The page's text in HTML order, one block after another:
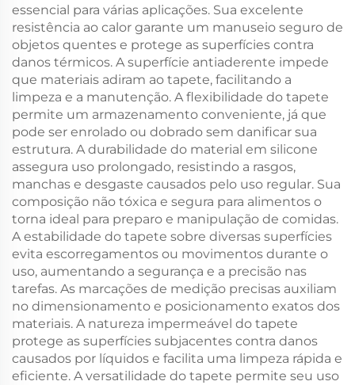
essencial para várias aplicações. Sua excelente
resistência ao calor garante um manuseio seguro de
objetos quentes e protege as superfícies contra
danos térmicos. A superfície antiaderente impede
que materiais adiram ao tapete, facilitando a
limpeza e a manutenção. A flexibilidade do tapete
permite um armazenamento conveniente, já que
pode ser enrolado ou dobrado sem danificar sua
estrutura. A durabilidade do material em silicone
assegura uso prolongado, resistindo a rasgos,
manchas e desgaste causados pelo uso regular. Sua
composição não tóxica e segura para alimentos o
torna ideal para preparo e manipulação de comidas.
A estabilidade do tapete sobre diversas superfícies
evita escorregamentos ou movimentos durante o
uso, aumentando a segurança e a precisão nas
tarefas. As marcações de medição precisas auxiliam
no dimensionamento e posicionamento exatos dos
materiais. A natureza impermeável do tapete
protege as superfícies subjacentes contra danos
causados por líquidos e facilita uma limpeza rápida e
eficiente. A versatilidade do tapete permite seu uso